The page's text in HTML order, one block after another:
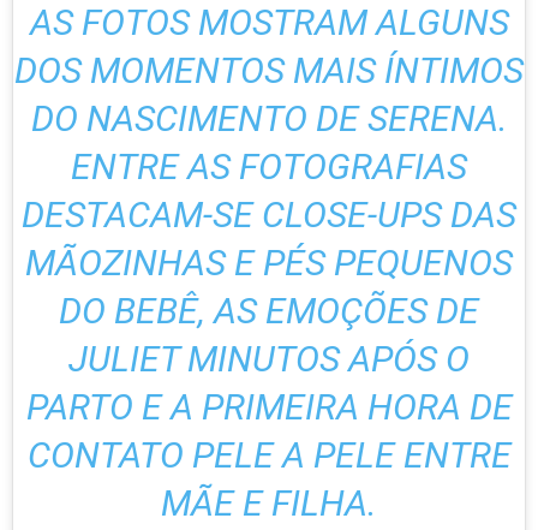
AS FOTOS MOSTRAM ALGUNS
DOS MOMENTOS MAIS ÍNTIMOS
DO NASCIMENTO DE SERENA.
ENTRE AS FOTOGRAFIAS
DESTACAM-SE CLOSE-UPS DAS
MÃOZINHAS E PÉS PEQUENOS
DO BEBÊ, AS EMOÇÕES DE
JULIET MINUTOS APÓS O
PARTO E A PRIMEIRA HORA DE
CONTATO PELE A PELE ENTRE
MÃE E FILHA.